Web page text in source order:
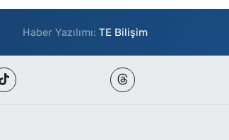
Haber Yazılımı:TE Bilişim